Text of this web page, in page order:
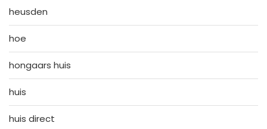
heusden
hoe
hongaars huis
huis
huis direct